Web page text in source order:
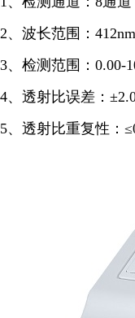
2、波长范围：
3、检测范围：0.00-
4、 透射比误差：
5、透射比重复性：